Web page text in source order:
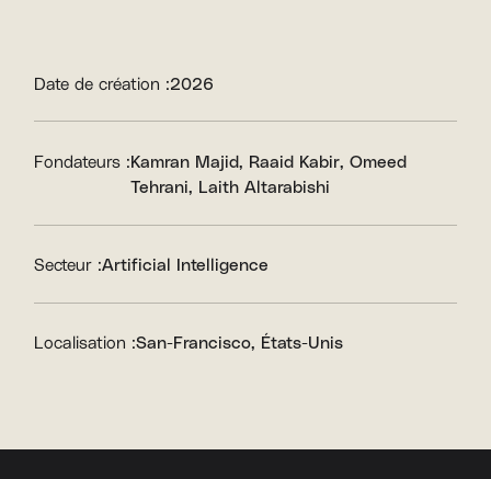
Date de création :2026
Fondateurs :Kamran Majid Raaid Kabir Omeed
Tehrani Laith Altarabishi
Secteur :Artificial Intelligence
Localisation :San-Francisco, États-Unis